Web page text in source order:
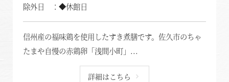
除外日 ：◆休館日
信州産の福味鶏を使用したすき煮膳です。佐久市のちゃ
たまや自慢の赤鶏卵「浅間小町」...
詳細はこちら